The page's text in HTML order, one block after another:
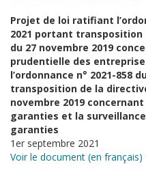
Projet de loi ratifiant
2021 portant transposition
du 27 novembre 2019
prudentielle des
l’ordonnance n° 2021-858
transposition de la
novembre 2019
garanties et la
garanties
1er septembre 2021
Voir le document (en français)